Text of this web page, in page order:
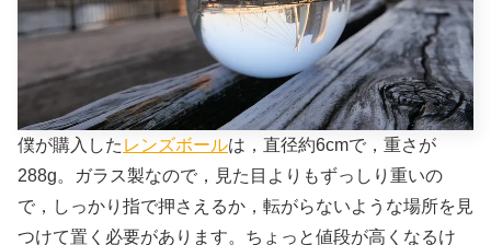
僕が購入した レンズボールは，直径約6cmで，重さが
288g。ガラス製なので，見た目よりもずっしり重いの
で，しっかり指で押さえるか，転がらないような場所を見
つけて置く必要があります。ちょっと値段が高くなるけ